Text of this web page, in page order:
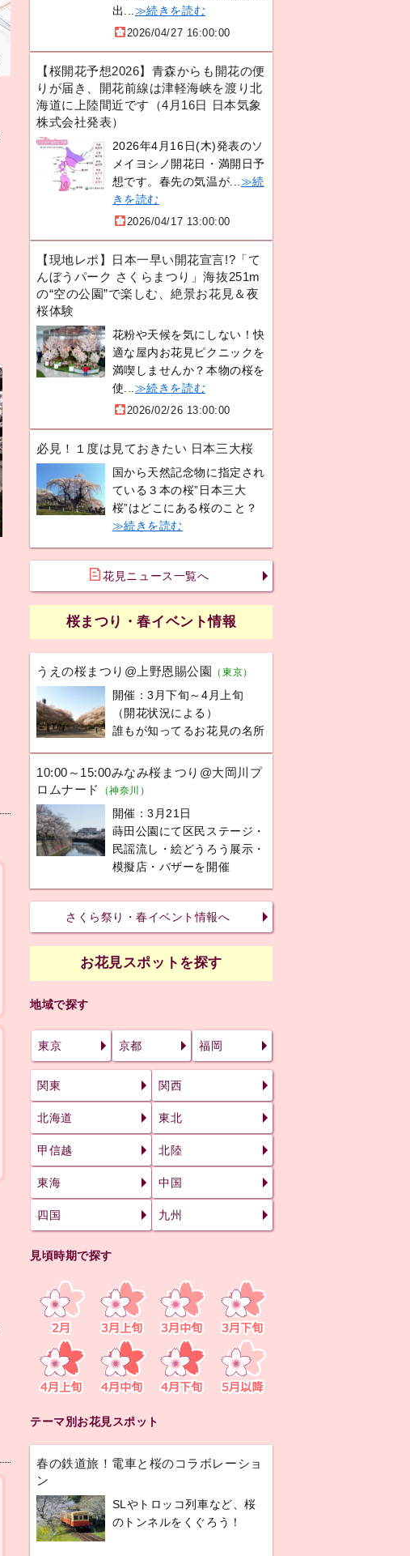
出... ≫続きを読む
2026/04/27 16:00:00
【桜開花予想2026】青森からも開花の便
りが届き、開花前線は津軽海峡を渡り北
海道に上陸間近です（4月16日 日本気象
株式会社発表）
2026年4月16日(木)発表のソ
メイヨシノ開花日・満開日予
想です。春先の気温が... ≫続
きを読む
2026/04/17 13:00:00
【現地レポ】日本一早い開花宣言!?「て
んぼうパーク さくらまつり」海抜251m
の“空の公園”で楽しむ、絶景お花見＆夜
桜体験
花粉や天候を気にしない！快
適な屋内お花見ピクニックを
満喫しませんか？本物の桜を
使... ≫続きを読む
2026/02/26 13:00:00
必見！１度は見ておきたい 日本三大桜
国から天然記念物に指定され
ている３本の桜”日本三大
桜”はどこにある桜のこと？
≫続きを読む
花見ニュース一覧へ
桜まつり・春イベント情報
うえの桜まつり@上野恩賜公園 （東京）
開催：3月下旬～4月上旬
（開花状況による）
誰もが知ってるお花見の名所
10:00～15:00みなみ桜まつり@大岡川プ
ロムナード
（神奈川）
開催：3月21日
蒔田公園にて区民ステージ・
民謡流し・絵どうろう展示・
模擬店・バザーを開催
さくら祭り・春イベント情報へ
お花見スポットを探す
地域で探す
東京 京都 福岡
関東 関西
北海道 東北
甲信越 北陸
東海 中国
四国 九州
見頃時期で探す
テーマ別お花見スポット
春の鉄道旅！電車と桜のコラボレーショ
ン
SLやトロッコ列車など、桜
のトンネルをくぐろう！